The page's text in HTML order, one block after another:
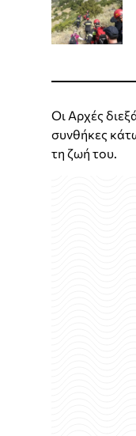
Οι Αρχές
συνθήκες
τη ζωή του.